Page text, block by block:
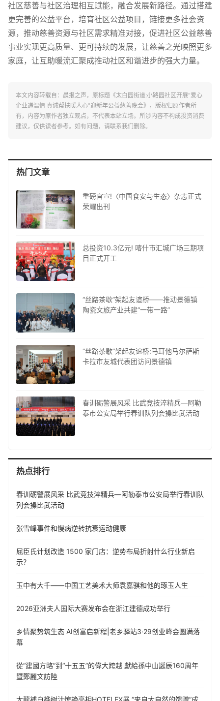
社区慈善与社区治理相互赋能，融合发展新路径。通过搭建
更完善的公益平台，培育社区公益项目，链接更多社会资
源，推动慈善资源与社区需求精准对接，促进社区公益慈善
事业实现更高质量、更可持续的发展，让慈善之光映照更多
家庭，让互助暖流汇聚成推动社区和谐进步的强大力量。
本文内容转载自：晨报之声，原标题《太白园街道:小路园社区开展“爱心
企业递温情 真诚帮扶暖人心”迎新年公益慈善晚会》，版权归原作者所
有，内容为原作者独立观点，不代表本站立场。所涉内容不构成投资消费
建议，仅供读者参考。如有问题，请联系我们删除。
热门文章
重磅官宣!〈中国食安与生态〉杂志正式
荣耀出刊
总投资10.3亿元! 喀什市汇城广场三期项
目正式开工
“丝路茶歇”架起友谊桥——推动景德镇
陶瓷文旅产业共建“一带一路”
“丝路茶歇”架起友谊桥:马耳他马尔萨斯
卡拉市友城代表团访问景德镇
春训砺警展风采 比武竞技淬精兵—阿勒
泰市公安局举行春训队列会操比武活动
热点排行
春训砺警展风采 比武竞技淬精兵—阿勒泰市公安局举行春训队
列会操比武活动
张雪峰事件和慢病逆转抗衰运动健康
屈臣氏计划改造 1500 家门店：逆势布局折射什么行业新启
示？
玉中有大千——中国工艺美术大师袁嘉骐和他的琢玉人生
​2026亚洲夫人国际大赛发布会在浙江建德成功举行
乡情聚势筑生态 AI创富启新程|老乡驿站3·29创业峰会圆满落
幕
從“建國方略”到“十五五”的偉大跨越 獻給孫中山誕辰160周年
暨鄭麗文訪陸
大龍補白桦树汁惊艳亮相HOTELEX展 “来自大自然的馈赠”成